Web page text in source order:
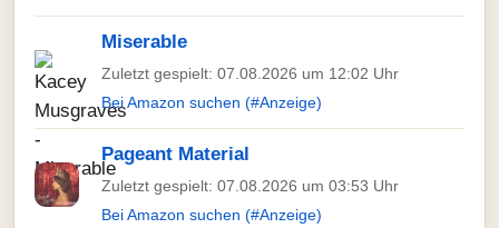
Miserable
Zuletzt gespielt: 07.08.2026 um 12:02 Uhr
Bei Amazon suchen (#Anzeige)
Pageant Material
Zuletzt gespielt: 07.08.2026 um 03:53 Uhr
Bei Amazon suchen (#Anzeige)